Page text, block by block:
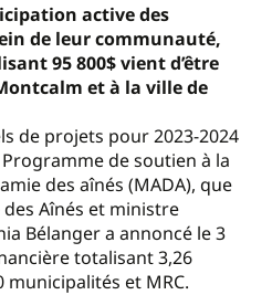
active des
de leur communauté,
95 800$ vient d’être
et à la ville de
de projets pour 2023-2024
de soutien à la
des aînés (MADA), que
Aînés et ministre
Bélanger a annoncé le 3
totalisant 3,26
et MRC.